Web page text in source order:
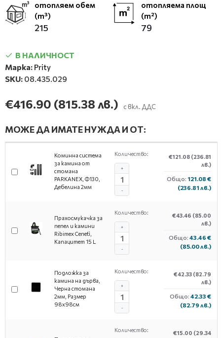
отопляем обем
(m³)
215
отопляема площ
(m²)
79
В НАЛИЧНОСТ
Марка: Prity
SKU: 08.435.029
€416.90 (815.38 лв.) с вкл. ДДС
МОЖЕ ДА ИМАТЕ НУЖДА И ОТ:
Коминна система
за камина от
стомана
PARKANEX, Ф130,
Дебелина 2мм
Количество:
-
+
€121.08 (236.81
лв.)
Общо: 121.08 €
(236.81 лв.)
Прахосмукачка за
пепел и камини
Ribimex Cenetì,
Капацитет 15 L
Количество:
-
+
€43.46 (85.00
лв.)
Общо: 43.46 €
(85.00 лв.)
Подложка за
камина на дърва,
Черна стомана
2мм, Размер
98х98см
Количество:
-
+
€42.33 (82.79
лв.)
Общо: 42.33 €
(82.79 лв.)
Количество: €15.00 (29.34